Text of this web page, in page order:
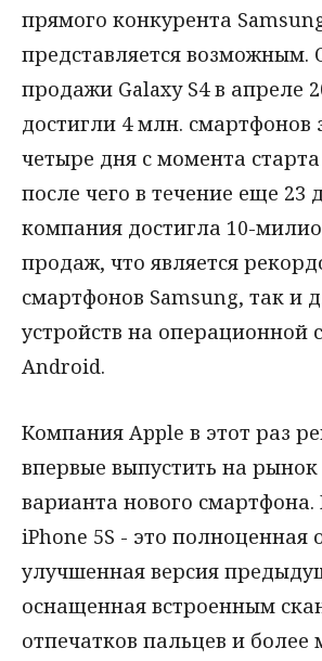
прямого конкурента
представляется возможным.
продажи Galaxy S4 в апреле
достигли 4 млн. смартфонов
четыре дня с момента
после чего в течение еще 23
компания достигла 10-
продаж, что является
смартфонов Samsung, так и
устройств на операционной
Android.
Компания Apple в этот раз
впервые выпустить на рынок
варианта нового
iPhone 5S - это полноценная
улучшенная версия
оснащенная встроенным
отпечатков пальцев и